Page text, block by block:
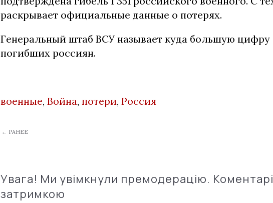
раскрывает официальные данные о потерях.
Генеральный штаб ВСУ называет куда большую цифру
погибших россиян.
военные, Война, потери, Россия
← РАНЕЕ
Увага! Ми увімкнули премодерацію. Коментарі
затримкою